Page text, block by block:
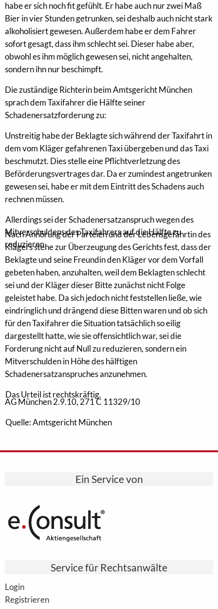
habe er sich noch fit gefühlt. Er habe auch nur zwei Maß
Bier in vier Stunden getrunken, sei deshalb auch nicht stark
alkoholisiert gewesen. Außerdem habe er dem Fahrer
sofort gesagt, dass ihm schlecht sei. Dieser habe aber,
obwohl es ihm möglich gewesen sei, nicht angehalten,
sondern ihn nur beschimpft.
Die zuständige Richterin beim Amtsgericht München
sprach dem Taxifahrer die Hälfte seiner
Schadenersatzforderung zu:
Unstreitig habe der Beklagte sich während der Taxifahrt in
dem vom Kläger gefahrenen Taxi übergeben und das Taxi
beschmutzt. Dies stelle eine Pflichtverletzung des
Beförderungsvertrages dar. Da er zumindest angetrunken
gewesen sei, habe er mit dem Eintritt des Schadens auch
rechnen müssen.
Allerdings sei der Schadenersatzanspruch wegen des
Mitverschuldens des Taxifahrers auf die Hälfte zu
reduzieren
.
Nach Anhörung der Parteien und der Lebensgefährtin des
Klägers stehe zur Überzeugung des Gerichts fest, dass der
Beklagte und seine Freundin den Kläger vor dem Vorfall
gebeten haben, anzuhalten, weil dem Beklagten schlecht
sei und der Kläger dieser Bitte zunächst nicht Folge
geleistet habe. Da sich jedoch nicht feststellen ließe, wie
eindringlich und drängend diese Bitten waren und ob sich
für den Taxifahrer die Situation tatsächlich so eilig
dargestellt hatte, wie sie offensichtlich war, sei die
Forderung nicht auf Null zu reduzieren, sondern ein
Mitverschulden in Höhe des hälftigen
Schadenersatzanspruches anzunehmen.
Das Urteil ist rechtskräftig.
AG München 2.9.10, 271 C 11329/10
Quelle: Amtsgericht München
Ein Service von
Service für Rechtsanwälte
Login
Registrieren